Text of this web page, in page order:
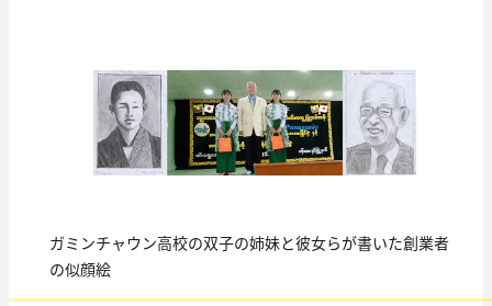
ガミンチャウン高校の双子の姉妹と彼女らが書いた創業者
の似顔絵